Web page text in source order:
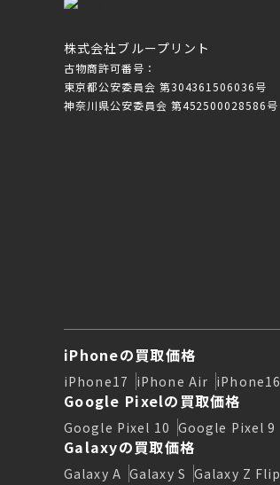
株式会社ブループリント
古物商許可番号：
東京都公安委員会 第304361506036号
神奈川県公安委員会 第452500028586号
iPhoneの買取価格
iPhone17 iPhone Air iPhone16
Google Pixelの買取価格
Google Pixel 10 Google Pixel 9
Galaxyの買取価格
Galaxy A Galaxy S Galaxy Z Flip